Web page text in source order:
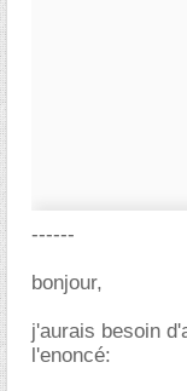
------
bonjour,
j'aurais besoin
l'enoncé: